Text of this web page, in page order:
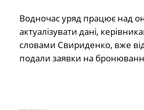
Водночас уряд працює над
актуалізувати дані,
словами Свириденко, вже
подали заявки на